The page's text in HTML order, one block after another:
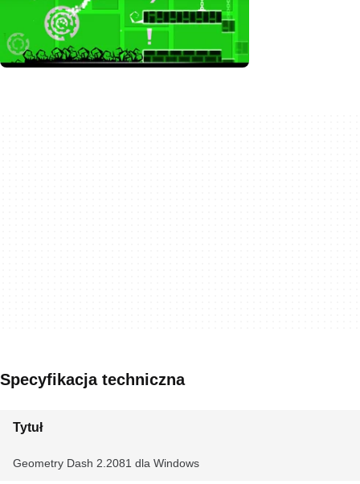
Specyfikacja techniczna
Tytuł
Geometry Dash 2.2081 dla Windows